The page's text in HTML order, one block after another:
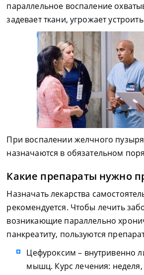
параллельное воспаление
задевает ткани, угрожает
При воспалении желчного
назначаются в обязательном
Какие препараты нужно
Назначать лекарства
рекомендуется. Чтобы лечить
возникающие параллельно
панкреатиту, пользуются
Цефуроксим – внутривенно
мышц. Курс лечения: